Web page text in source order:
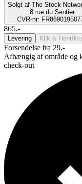
Solgt af The Stock
8 rue du Sentier
CVR-nr:
865.-
Levering Klik & Hent
Forsendelse fra 29,-
Afhængig af område og
check-out